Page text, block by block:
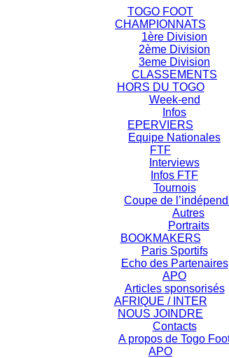
TOGO FOOT
CHAMPIONNATS
1ère Division
2ème Division
3eme Division
CLASSEMENTS
HORS DU TOGO
Week-end
Infos
EPERVIERS
Equipe Nationales
FTF
Interviews
Infos FTF
Tournois
Coupe de
Autres
Portraits
BOOKMAKERS
Paris Sportifs
Echo des Partenaires
APO
Articles sponsorisés
AFRIQUE / INTER
NOUS JOINDRE
Contacts
A propos de Togo
APO